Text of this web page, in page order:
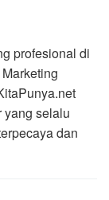
profesional di
yang selalu
dan